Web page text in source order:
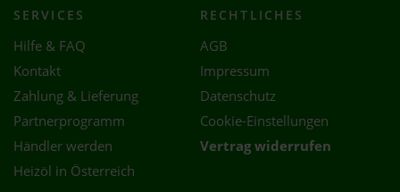
SERVICES
Hilfe & FAQ
Kontakt
Zahlung & Lieferung
Partnerprogramm
Händler werden
Heizöl in Österreich
RECHTLICHES
AGB
Impressum
Datenschutz
Cookie-Einstellungen
Vertrag widerrufen